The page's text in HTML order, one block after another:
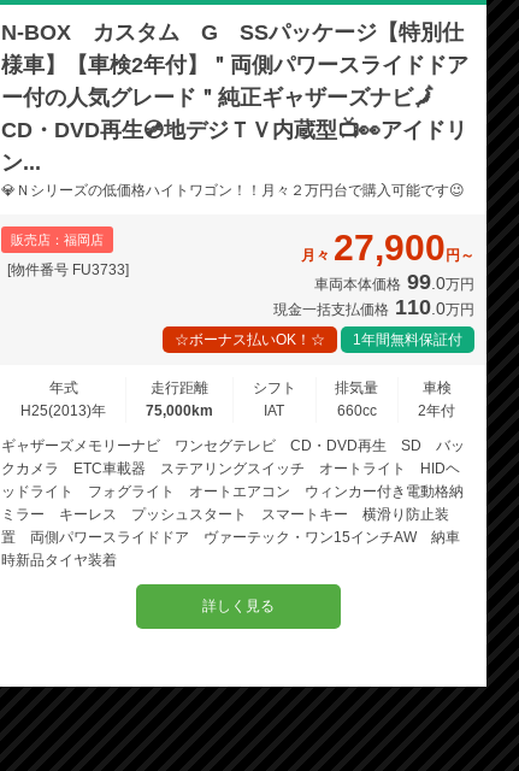
N-BOX カスタム G SSパッケージ【特別仕
様車】【車検2年付】＂両側パワースライドドア
ー付の人気グレード＂純正ギャザーズナビ🗾
CD・DVD再生💿地デジＴＶ内蔵型📺👀アイドリ
ン...
💎Ｎシリーズの低価格ハイトワゴン！！月々２万円台で購入可能です😉
販売店：福岡店
[物件番号 FU3733]
月々 27,900 円～
車両本体価格 99.0万円
現金一括支払価格 110.0万円
☆ボーナス払いOK！☆
1年間無料保証付
年式
H25(2013)年
走行距離
75,000km
シフト
IAT
排気量
660cc
車検
2年付
ギャザーズメモリーナビ ワンセグテレビ CD・DVD再生 SD バッ
クカメラ ETC車載器 ステアリングスイッチ オートライト HIDヘ
ッドライト フォグライト オートエアコン ウィンカー付き電動格納
ミラー キーレス プッシュスタート スマートキー 横滑り防止装
置 両側パワースライドドア ヴァーテック・ワン15インチAW 納車
時新品タイヤ装着
詳しく見る